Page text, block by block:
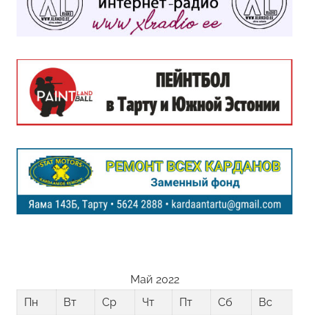
Май 2022
Пн
Вт Ср Чт Пт Сб
Вс